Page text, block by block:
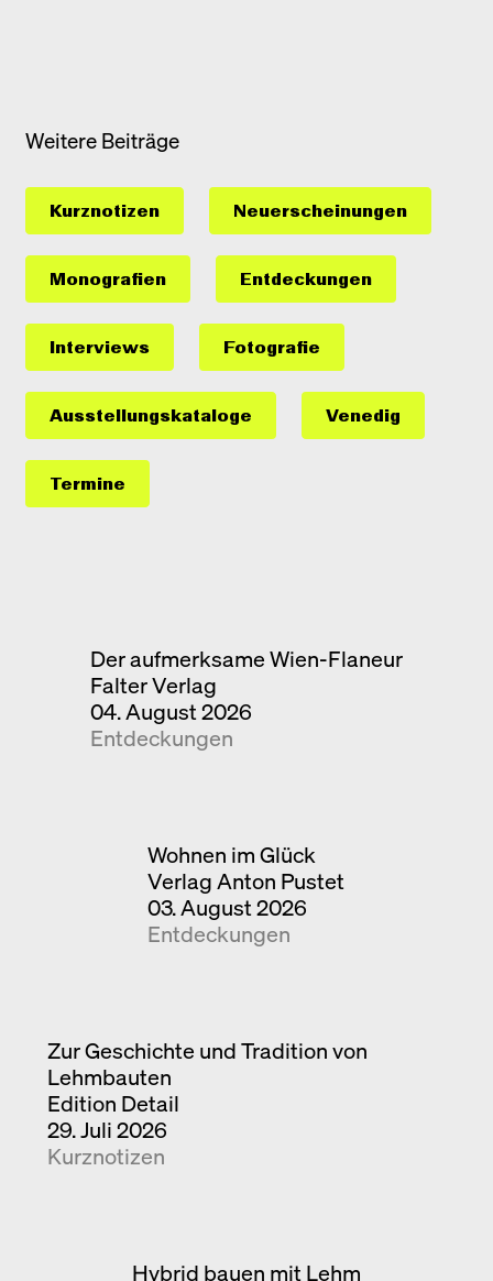
Weitere Beiträge
Kurznotizen Neuerscheinungen
Monografien Entdeckungen
Interviews Fotografie
Ausstellungs­kataloge Venedig
Termine
Der aufmerksame Wien-Flaneur
Falter Verlag
04. August 2026
Entdeckungen
Wohnen im Glück
Verlag Anton Pustet
03. August 2026
Entdeckungen
Zur Geschichte und Tradition von
Lehmbauten
Edition Detail
29. Juli 2026
Kurznotizen
Hybrid bauen mit Lehm